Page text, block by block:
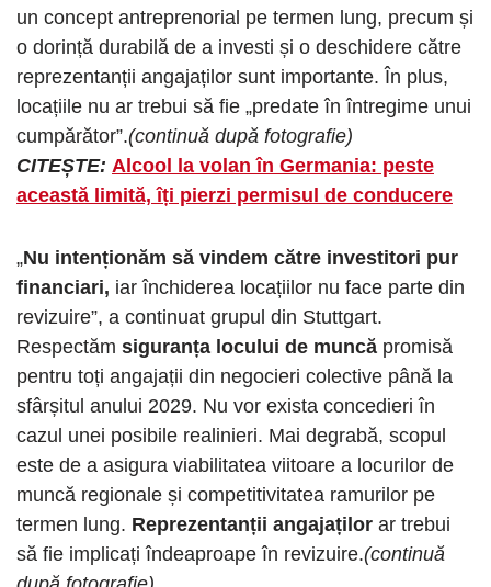
un concept antreprenorial pe termen lung, precum și
o dorință durabilă de a investi și o deschidere către
reprezentanții angajaților sunt importante. În plus,
locațiile nu ar trebui să fie „predate în întregime unui
cumpărător”.(continuă după fotografie)
CITEȘTE: Alcool la volan în Germania: peste
această limită, îți pierzi permisul de conducere
„Nu intenționăm să vindem către investitori pur
financiari, iar închiderea locațiilor nu face parte din
revizuire”, a continuat grupul din Stuttgart.
Respectăm siguranța locului de muncă promisă
pentru toți angajații din negocieri colective până la
sfârșitul anului 2029. Nu vor exista concedieri în
cazul unei posibile realinieri. Mai degrabă, scopul
este de a asigura viabilitatea viitoare a locurilor de
muncă regionale și competitivitatea ramurilor pe
termen lung. Reprezentanții angajaților ar trebui
să fie implicați îndeaproape în revizuire.(continuă